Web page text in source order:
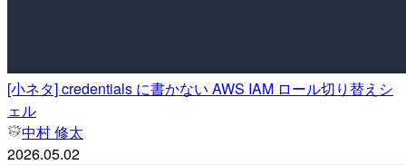
[小ネタ] credentials に書かない AWS IAM ロール切り替えシ
ェル
中村 修太
2026.05.02